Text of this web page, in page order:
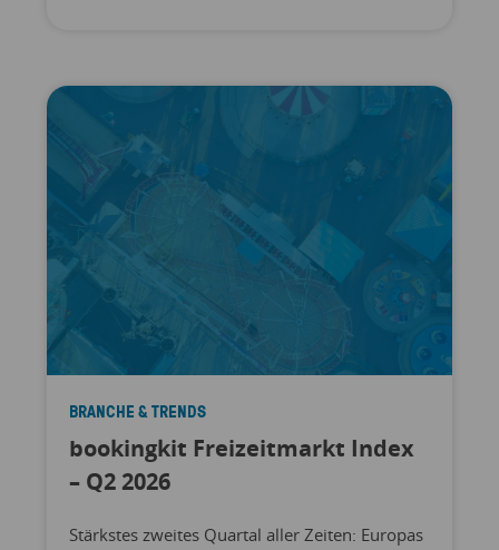
BRANCHE & TRENDS
bookingkit Freizeitmarkt Index
– Q2 2026
Stärkstes zweites Quartal aller Zeiten: Europas